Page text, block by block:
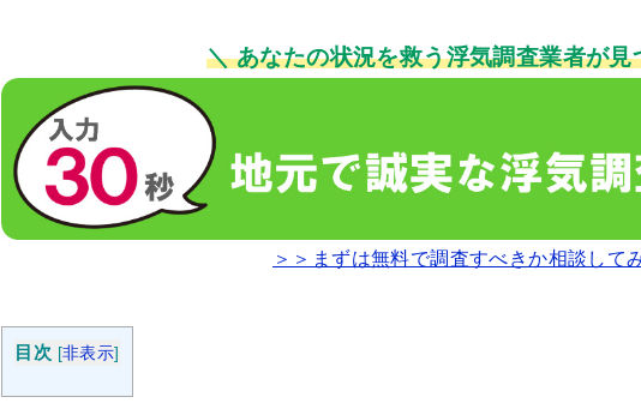
＼ あなたの状況を救う浮気調査業者が見
＞＞まずは無料で調査すべきか相談して
目次 [非表示]